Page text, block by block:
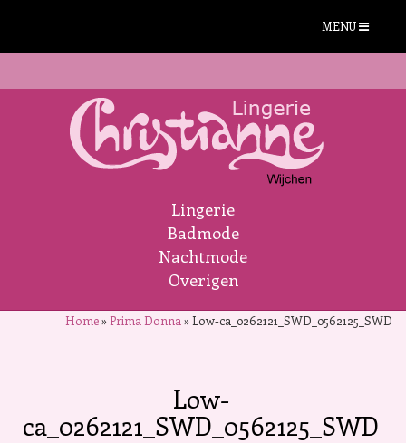
MENU
Lingerie
Badmode
Nachtmode
Overigen
Home»Prima Donna »Low-ca_0262121_SWD_0562125_SWD
Low-
ca_0262121_SWD_0562125_SWD